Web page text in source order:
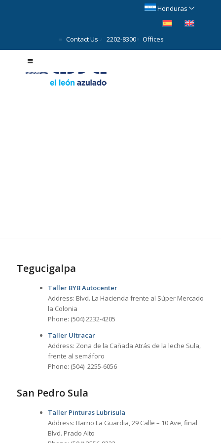
Honduras
Offices
2202-8300
Contact Us
Tegucigalpa
Taller BYB Autocenter
Address: Blvd. La Hacienda frente al Súper Mercado
la Colonia
Phone: (504) 2232-4205
Taller Ultracar
Address: Zona de la Cañada Atrás de la leche Sula,
frente al semáforo
Phone: (504) 2255-6056
San Pedro Sula
Taller Pinturas Lubrisula
Address: Barrio La Guardia, 29 Calle – 10 Ave, final
Blvd. Prado Alto